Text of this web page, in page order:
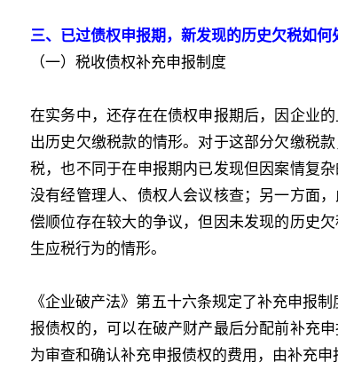
三、 已过债权申报期， 新发现的历史欠税如何
（一）税收债权补充申报制度
在实务中，还存在在债权申报期后，因企业
出历史欠缴税款的情形。对于这部分欠缴税
税，也不同于在申报期内已发现但因案情复
没有经管理人、债权人会议核查；另一方面
偿顺位存在较大的争议，但因未发现的历史
生应税行为的情形。
《企业破产法》第五十六条规定了补充申报
报债权的，可以在破产财产最后分配前补充
为审查和确认补充申报债权的费用，由补充